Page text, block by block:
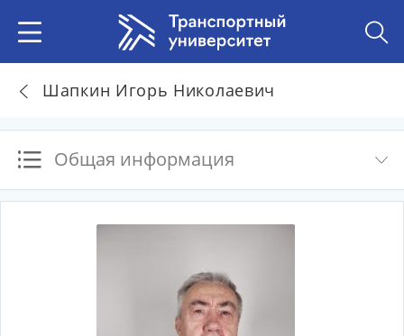
Шапкин Игорь Николаевич
Общая информация